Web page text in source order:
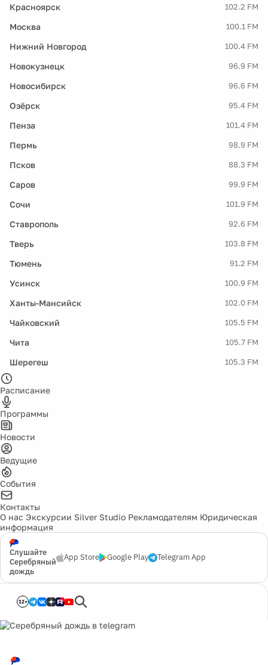
Красноярск 102.2 FM
Москва 100.1 FM
Нижний Новгород 100.4 FM
Новокузнецк 96.9 FM
Новосибирск 96.6 FM
Озёрск 95.4 FM
Пенза 101.4 FM
Пермь 98.9 FM
Псков 88.3 FM
Саров 99.9 FM
Сочи 101.9 FM
Ставрополь 92.6 FM
Тверь 103.8 FM
Тюмень 91.2 FM
Усинск 100.9 FM
Ханты-Мансийск 102.0 FM
Чайковский 105.5 FM
Чита 105.7 FM
Шерегеш 105.3 FM
Расписание
Программы
Новости
Ведущие
События
Контакты
О нас Экскурсии Silver Studio Рекламодателям Юридическая
информация
Слушайте
Серебряный
дождь
App Store Google Play Telegram App
12+